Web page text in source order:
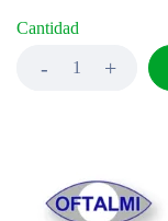
Cantidad